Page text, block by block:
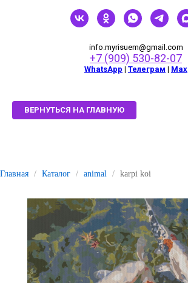
info.myrisuem@gmail.com
+7 (909) 530-82-07
WhatsApp | Телеграм | Мах
ВЕРНУТЬСЯ НА ГЛАВНУЮ
Главная / Каталог / animal / karpi koi